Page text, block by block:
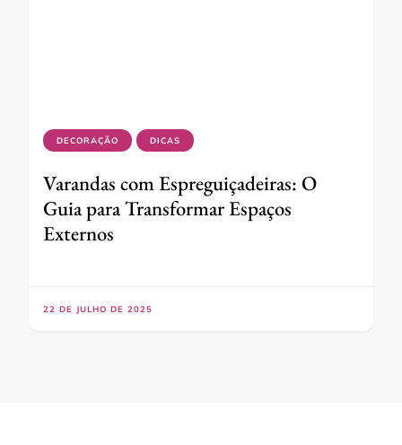
DECORAÇÃO DICAS
Varandas com Espreguiçadeiras: O
Guia para Transformar Espaços
Externos
22 DE JULHO DE 2025